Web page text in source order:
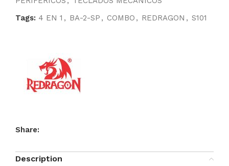
Tags: 4 EN 1 , BA-2-SP , COMBO , REDRAGON , S101
Share:
Description